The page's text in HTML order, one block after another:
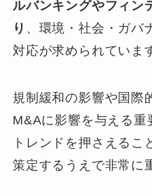
ルバンキングやフィン
り 、環境・社会・ガバ
対応が求められていま
規制緩和の影響や国際
M&Aに影響を与える
トレンドを押さえるこ
策定するうえで非常に